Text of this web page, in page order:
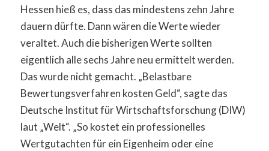
Hessen hieß es, dass das mindestens zehn Jahre
dauern dürfte. Dann wären die Werte wieder
veraltet. Auch die bisherigen Werte sollten
eigentlich alle sechs Jahre neu ermittelt werden.
Das wurde nicht gemacht. „Belastbare
Bewertungsverfahren kosten Geld“, sagte das
Deutsche Institut für Wirtschaftsforschung (DIW)
laut „Welt“. „So kostet ein professionelles
Wertgutachten für ein Eigenheim oder eine